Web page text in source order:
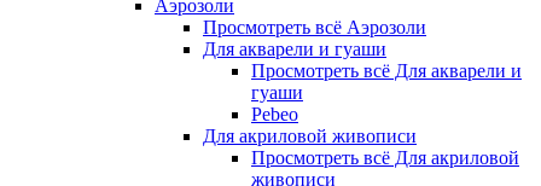
Аэрозоли
Просмотреть всё Аэрозоли
Для акварели и гуаши
Просмотреть всё Для акварели и
гуаши
Pebeo
Для акриловой живописи
Просмотреть всё Для акриловой
живописи